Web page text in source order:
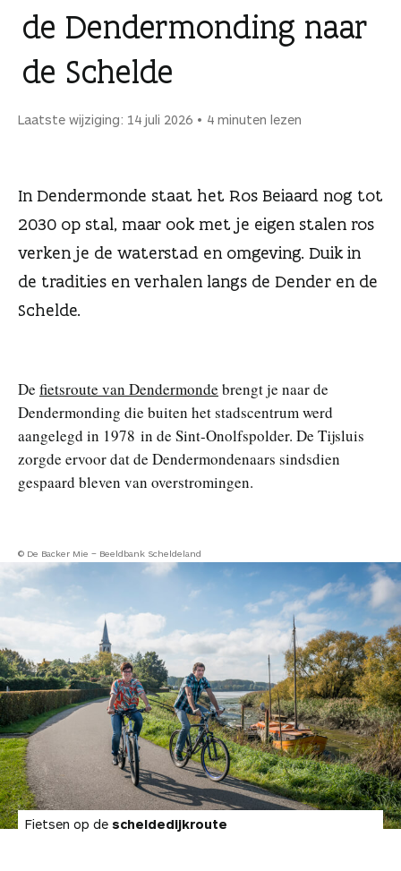
de Dendermonding naar
de Schelde
Laatste wijziging: 14 juli 2026 4 minuten lezen
In Dendermonde staat het Ros Beiaard nog tot
2030 op stal, maar ook met je eigen stalen ros
verken je de waterstad en omgeving. Duik in
de tradities en verhalen langs de Dender en de
Schelde.
De fietsroute van Dendermonde brengt je naar de
Dendermonding die buiten het stadscentrum werd
aangelegd in 1978 in de Sint-Onolfspolder. De Tijsluis
zorgde ervoor dat de Dendermondenaars sindsdien
gespaard bleven van overstromingen.
© De Backer Mie – Beeldbank Scheldeland
Fietsen op de scheldedijkroute